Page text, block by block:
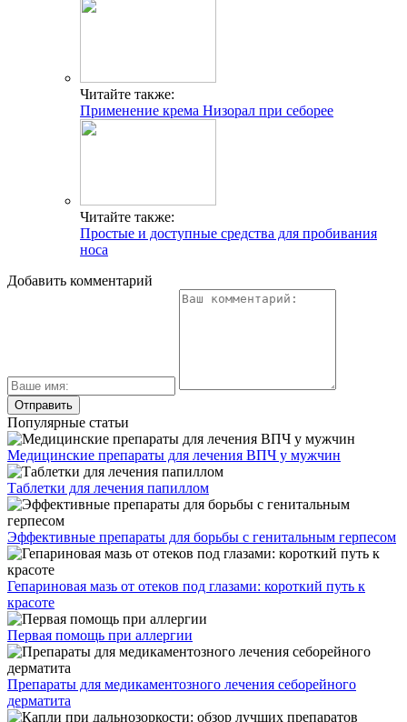
Читайте также:
Применение крема Низорал при себорее
Читайте также:
Простые и доступные средства для пробивания
носа
Добавить комментарий
Популярные статьи
Медицинские препараты для лечения ВПЧ у мужчин
Таблетки для лечения папиллом
Эффективные препараты для борьбы с генитальным герпесом
Гепариновая мазь от отеков под глазами: короткий путь к
красоте
Первая помощь при аллергии
Препараты для медикаментозного лечения себорейного
дерматита